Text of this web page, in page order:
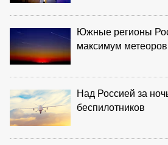
Южные регионы
максимум
Над Россией за
беспилотников